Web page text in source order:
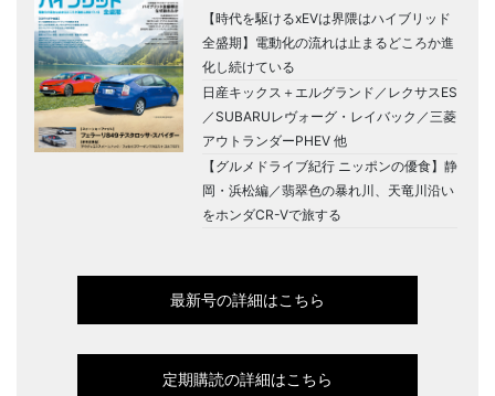
【時代を駆けるxEVは界隈はハイブリッド
全盛期】電動化の流れは止まるどころか進
化し続けている
日産キックス＋エルグランド／レクサスES
／SUBARUレヴォーグ・レイバック／三菱
アウトランダーPHEV 他
【グルメドライブ紀行 ニッポンの優食】静
岡・浜松編／翡翠色の暴れ川、天竜川沿い
をホンダCR-Vで旅する
最新号の詳細はこちら
定期購読の詳細はこちら